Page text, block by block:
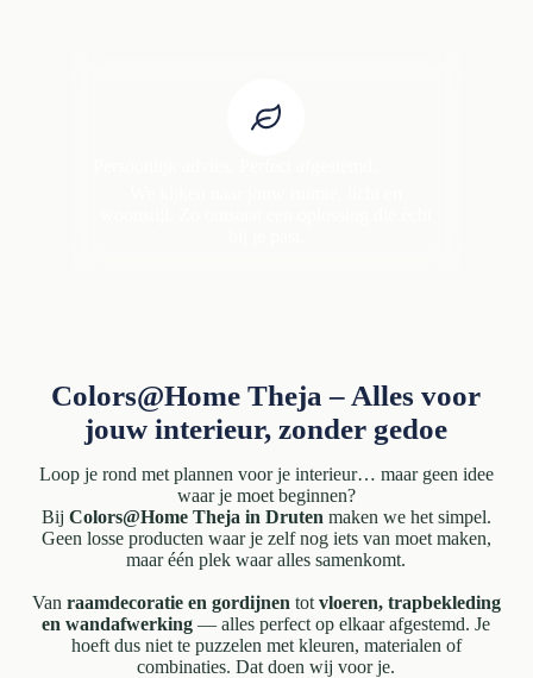
Colors@Home Theja – Alles voor
jouw interieur, zonder gedoe
Loop je rond met plannen voor je interieur… maar geen idee
waar je moet beginnen?
Bij Colors@Home Theja in Druten maken we het simpel.
Geen losse producten waar je zelf nog iets van moet maken,
maar één plek waar alles samenkomt.
Van raamdecoratie en gordijnen tot vloeren, trapbekleding
en wandafwerking — alles perfect op elkaar afgestemd. Je
hoeft dus niet te puzzelen met kleuren, materialen of
combinaties. Dat doen wij voor je.